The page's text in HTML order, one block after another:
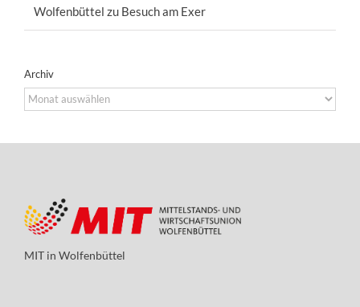
Wolfenbüttel zu Besuch am Exer
Archiv
Archiv
MIT in Wolfenbüttel